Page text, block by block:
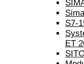
S7-
ET